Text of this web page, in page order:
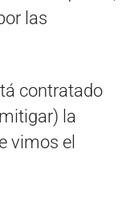
las
contratado
la
vimos el